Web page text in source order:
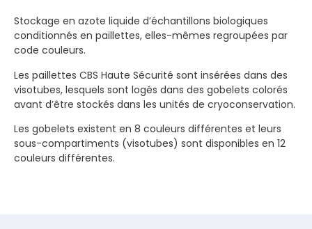
Stockage en azote liquide d’échantillons biologiques
conditionnés en paillettes, elles-mêmes regroupées par
code couleurs.
Les paillettes CBS Haute Sécurité sont insérées dans des
visotubes, lesquels sont logés dans des gobelets colorés
avant d’être stockés dans les unités de cryoconservation.
Les gobelets existent en 8 couleurs différentes et leurs
sous-compartiments (visotubes) sont disponibles en 12
couleurs différentes.